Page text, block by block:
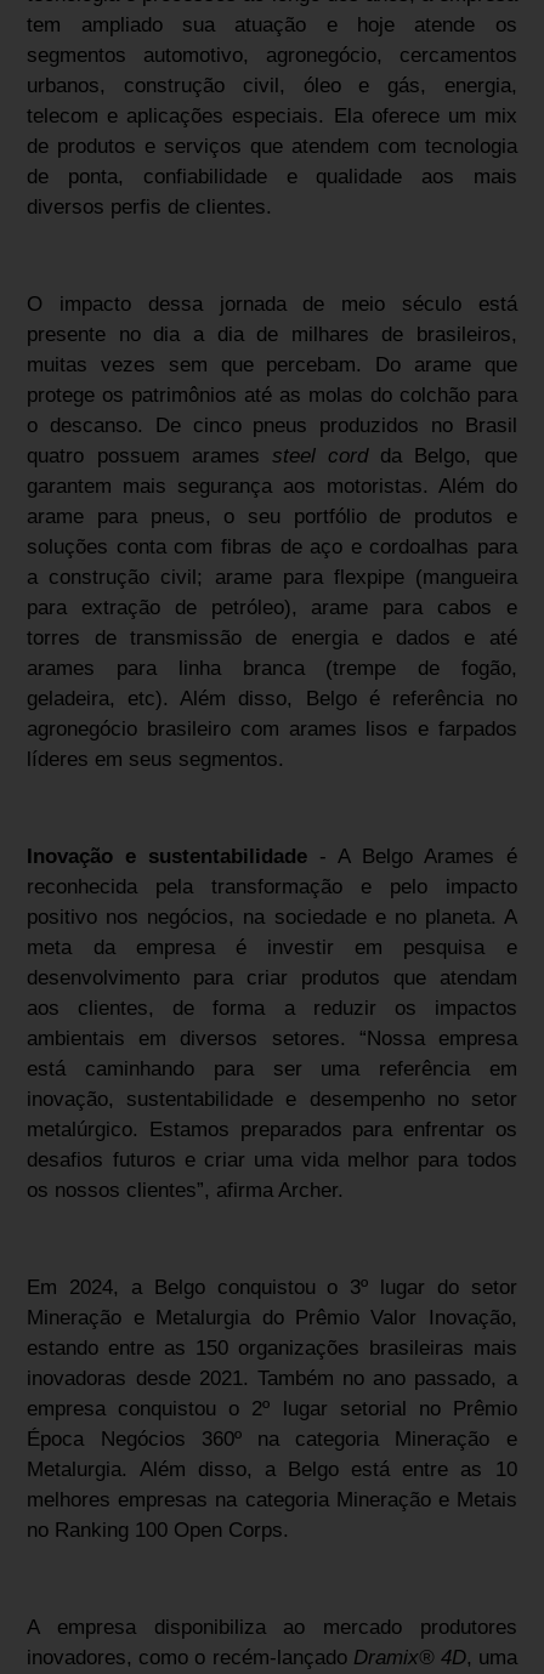
tem ampliado sua atuação e hoje atende os
segmentos automotivo, agronegócio, cercamentos
urbanos, construção civil, óleo e gás, energia,
telecom e aplicações especiais. Ela oferece um mix
de produtos e serviços que atendem com tecnologia
de ponta, confiabilidade e qualidade aos mais
diversos perfis de clientes.
O impacto dessa jornada de meio século está
presente no dia a dia de milhares de brasileiros,
muitas vezes sem que percebam. Do arame que
protege os patrimônios até as molas do colchão para
o descanso. De cinco pneus produzidos no Brasil
quatro possuem arames steel cordda Belgo, que
garantem mais segurança aos motoristas. Além do
arame para pneus, o seu portfólio de produtos e
soluções conta com fibras de aço e cordoalhas para
a construção civil; arame para flexpipe (mangueira
para extração de petróleo), arame para cabos e
torres de transmissão de energia e dados e até
arames para linha branca (trempe de fogão,
geladeira, etc). Além disso, Belgo é referência no
agronegócio brasileiro com arames lisos e farpados
líderes em seus segmentos.
Inovação e sustentabilidade - A Belgo Arames é
reconhecida pela transformação e pelo impacto
positivo nos negócios, na sociedade e no planeta. A
meta da empresa é investir em pesquisa e
desenvolvimento para criar produtos que atendam
aos clientes, de forma a reduzir os impactos
ambientais em diversos setores. “Nossa empresa
está caminhando para ser uma referência em
inovação, sustentabilidade e desempenho no setor
metalúrgico. Estamos preparados para enfrentar os
desafios futuros e criar uma vida melhor para todos
os nossos clientes”, afirma Archer.
Em 2024, a Belgo conquistou o 3º lugar do setor
Mineração e Metalurgia do Prêmio Valor Inovação,
estando entre as 150 organizações brasileiras mais
inovadoras desde 2021. Também no ano passado, a
empresa conquistou o 2º lugar setorial no Prêmio
Época Negócios 360º na categoria Mineração e
Metalurgia. Além disso, a Belgo está entre as 10
melhores empresas na categoria Mineração e Metais
no Ranking 100 Open Corps.
A empresa disponibiliza ao mercado produtores
inovadores, como o recém-lançado Dramix® 4D, uma